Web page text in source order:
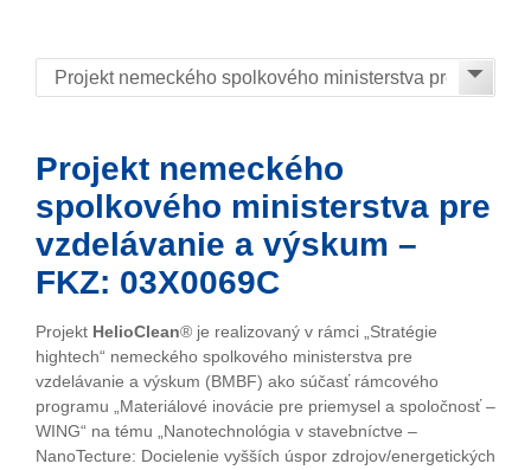
Projekt nemeckého
spolkového ministerstva pre
vzdelávanie a výskum –
FKZ: 03X0069C
Projekt HelioClean® je realizovaný v rámci „Stratégie
hightech“ nemeckého spolkového ministerstva pre
vzdelávanie a výskum (BMBF) ako súčasť rámcového
programu „Materiálové inovácie pre priemysel a spoločnosť –
WING“ na tému „Nanotechnológia v stavebníctve –
NanoTecture: Docielenie vyšších úspor zdrojov/energetických